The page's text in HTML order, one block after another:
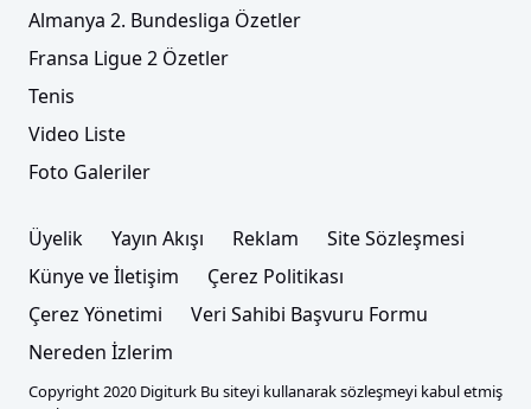
Almanya 2. Bundesliga Özetler
Fransa Ligue 2 Özetler
Tenis
Video Liste
Foto Galeriler
Üyelik Yayın Akışı Reklam
Site Sözleşmesi
Künye ve İletişim
Çerez Politikası
Çerez Yönetimi
Veri Sahibi Başvuru Formu
Nereden İzlerim
Copyright 2020 Digiturk Bu siteyi kullanarak sözleşmeyi kabul etmiş